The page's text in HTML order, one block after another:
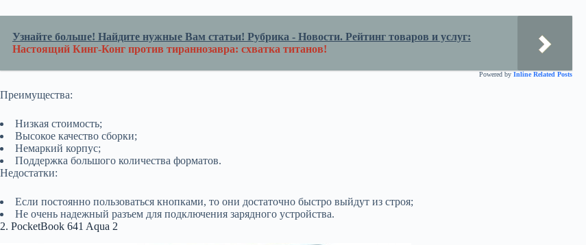
Узнайте больше! Найдите нужные Вам статьи! Рубрика - Новости. Рейтинг товаров и услуг:
Настоящий Кинг-Конг против тираннозавра: схватка титанов!
Powered by Inline Related Posts
Преимущества:
Низкая стоимость;
Высокое качество сборки;
Немаркий корпус;
Поддержка большого количества форматов.
Недостатки:
Если постоянно пользоваться кнопками, то они достаточно быстро выйдут из строя;
Не очень надежный разъем для подключения зарядного устройства.
2. PocketBook 641 Aqua 2